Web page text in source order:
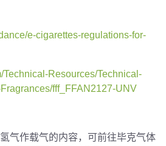
e-cigarettes-regulations-for-
Technical-Resources/Technical-
fff_FFAN2127-UNV
气作载气的内容，可前往毕克气体